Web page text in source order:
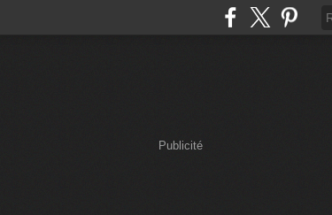
Publicité